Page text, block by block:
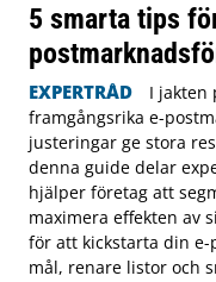
5 smarta tips
EXPERTRÅD
I jakten
framgångsrika e-
justeringar ge stora
denna guide delar
hjälper företag att
maximera effekten av
för att kickstarta din
mål, renare listor och